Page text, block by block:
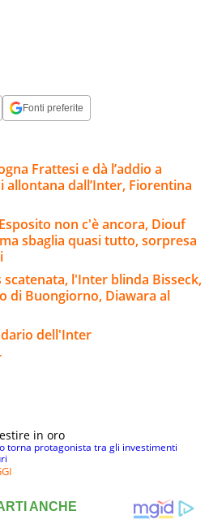
Fonti preferite
Frattesi e dà l’addio a
allontana dall’Inter, Fiorentina
non c'è ancora, Diouf
sbaglia quasi tutto, sorpresa
scatenata, l'Inter blinda Bisseck,
di Buongiorno, Diawara al
dell'Inter
in oro
torna protagonista tra gli investimenti